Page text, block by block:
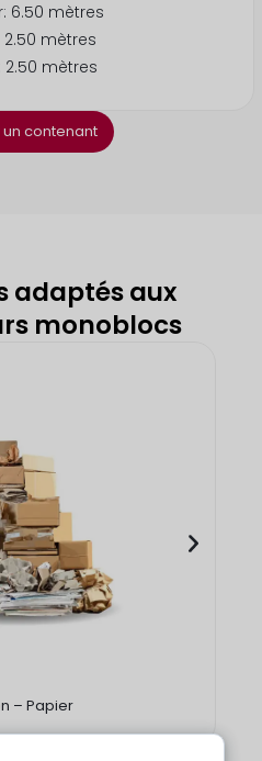
6.50 mètres
2.50 mètres
2.50 mètres
un contenant
adaptés aux
monoblocs
– Papier